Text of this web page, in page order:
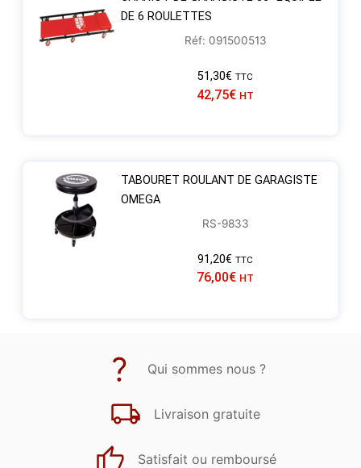
DE 6 ROULETTES
Réf: 091500513
51,30€ TTC
42,75€ HT
TABOURET ROULANT DE GARAGISTE
OMEGA
RS-9833
91,20€ TTC
76,00€ HT
Qui sommes nous ?
Livraison gratuite
Satisfait ou remboursé